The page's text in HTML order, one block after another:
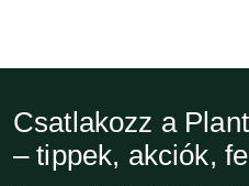
Csatlakozz a
– tippek, akciók,